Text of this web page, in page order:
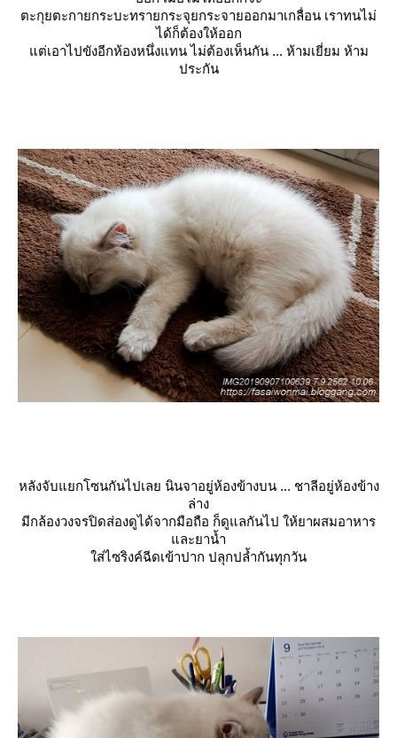
ตะกุยตะกายกระบะทรายกระจุยกระจายออกมาเกลื่อน เราทนไม่
ได้ก็ต้องให้ออก
ต่เอาไปขังอีกห้องหนึ่งแทน ไม่ต้องเห็นกัน ... ห้ามเยี่ยม ห้าม
ประกัน
หลังจับแยกโซนกันไปเลย นินจาอยู่ห้องข้างบน ... ชาลีอยู่ห้องข้าง
ล่าง
มีกล้องวงจรปิดส่องดูได้จากมือถือ ก็ดูแลกันไป ให้ยาผสมอาหาร
ละยาน้ำ
ส่ไซริงค์ฉีดเข้าปาก ปลุกปล้ำกันทุกวัน